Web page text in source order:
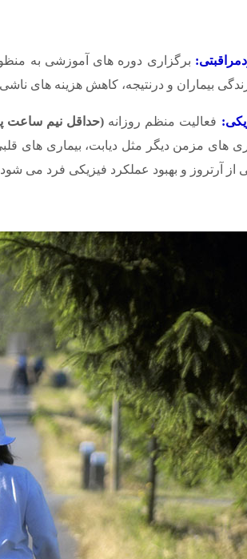
برگزاری دوره های آموزشی به
بیماران و درنتیجه، کاهش هزینه های
فعالیت منظم روزانه (حداقل نیم ساعت
های مزمن دیگر مثل دیابت، بیماری های
آرتروز و بهبود عملکرد فیزیکی فرد می